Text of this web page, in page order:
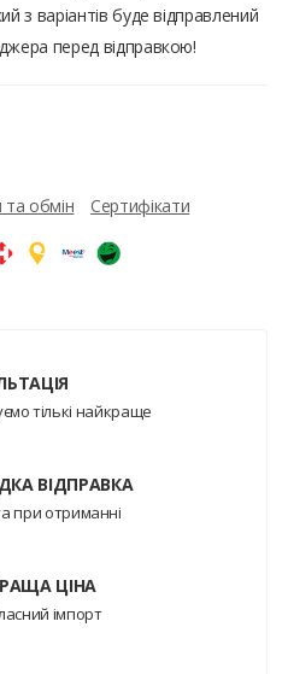
з варіантів буде відправлений
перед відправкою!
обмін
Сертифікати
тількі найкраще
ВІДПРАВКА
при отриманні
ЦІНА
імпорт